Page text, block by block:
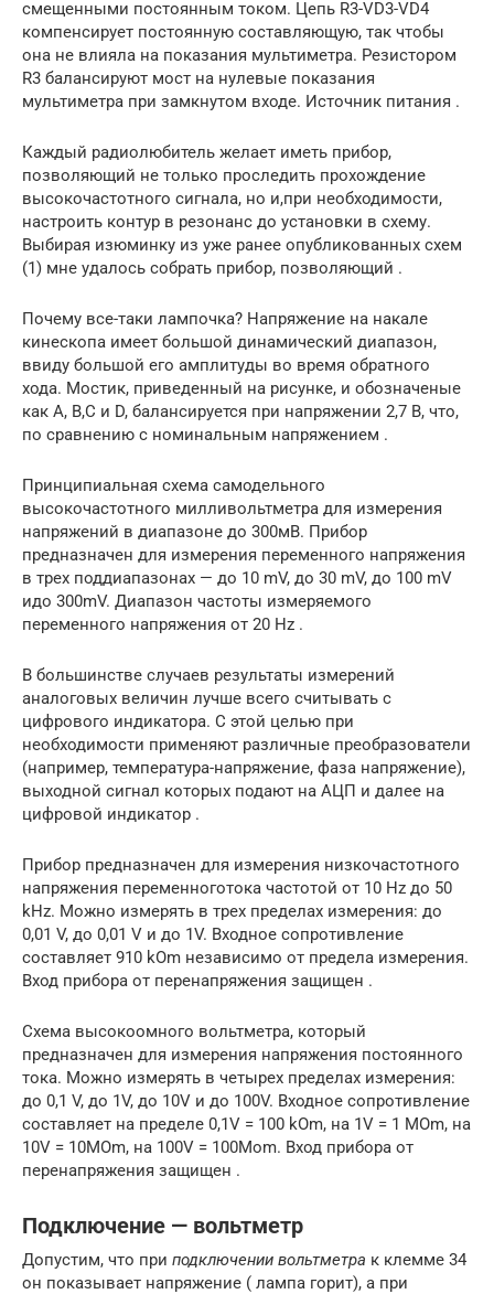
смещенными постоянным током. Цепь R3-VD3-VD4
компенсирует постоянную составляющую, так чтобы
она не влияла на показания мультиметра. Резистором
R3 балансируют мост на нулевые показания
мультиметра при замкнутом входе. Источник питания .
Каждый радиолюбитель желает иметь прибор,
позволяющий не только проследить прохождение
высокочастотного сигнала, но и,при необходимости,
настроить контур в резонанс до установки в схему.
Выбирая изюминку из уже ранее опубликованных схем
(1) мне удалось собрать прибор, позволяющий .
Почему все-таки лампочка? Напряжение на накале
кинескопа имеет большой динамический диапазон,
ввиду большой его амплитуды во время обратного
хода. Мостик, приведенный на рисунке, и обозначеные
как А, В,С и D, балансируется при напряжении 2,7 В, что,
по сравнению с номинальным напряжением .
Принципиальная схема самодельного
высокочастотного милливольтметра для измерения
напряжений в диапазоне до 300мВ. Прибор
предназначен для измерения переменного напряжения
в трех поддиапазонах — до 10 mV, до 30 mV, до 100 mV
идо 300mV. Диапазон частоты измеряемого
переменного напряжения от 20 Hz .
В большинстве случаев результаты измерений
аналоговых величин лучше всего считывать с
цифрового индикатора. С этой целью при
необходимости применяют различные преобразователи
(например, температура-напряжение, фаза напряжение),
выходной сигнал которых подают на АЦП и далее на
цифровой индикатор .
Прибор предназначен для измерения низкочастотного
напряжения переменноготока частотой от 10 Hz до 50
kHz. Можно измерять в трех пределах измерения: до
0,01 V, до 0,01 V и до 1V. Входное сопротивление
составляет 910 kOm независимо от предела измерения.
Вход прибора от перенапряжения защищен .
Схема высокоомного вольтметра, который
предназначен для измерения напряжения постоянного
тока. Можно измерять в четырех пределах измерения:
до 0,1 V, до 1V, до 10V и до 100V. Входное сопротивление
составляет на пределе 0,1V = 100 kOm, на 1V = 1 MOm, на
10V = 10МОm, на 100V = 100Mom. Вход прибора от
перенапряжения защищен .
Подключение — вольтметр
Допустим, что при подключении вольтметра к клемме 34
он показывает напряжение ( лампа горит), а при